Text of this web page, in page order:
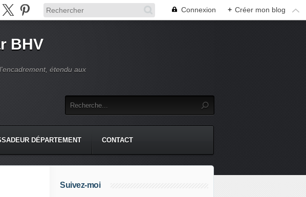
Connexion + Créer mon blog
BHV
étendu aux
DÉPARTEMENT CONTACT
Suivez-moi